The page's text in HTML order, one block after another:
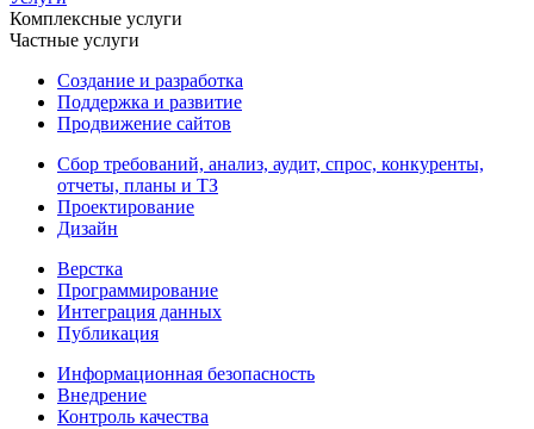
Комплексные услуги
Частные услуги
Создание и разработка
Поддержка и развитие
Продвижение сайтов
Сбор требований, анализ, аудит, спрос, конкуренты,
отчеты, планы и ТЗ
Проектирование
Дизайн
Верстка
Программирование
Интеграция данных
Публикация
Информационная безопасность
Внедрение
Контроль качества